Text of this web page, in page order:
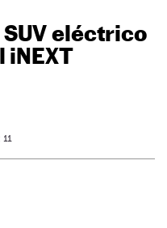
SUV eléctrico
iNEXT
11